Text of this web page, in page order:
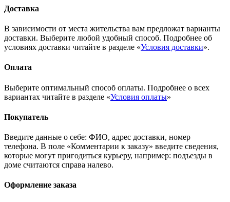
Доставка
В зависимости от места жительства вам предложат варианты
доставки. Выберите любой удобный способ. Подробнее об
условиях доставки читайте в разделе «Условия доставки».
Оплата
Выберите оптимальный способ оплаты. Подробнее о всех
вариантах читайте в разделе «Условия оплаты»
Покупатель
Введите данные о себе: ФИО, адрес доставки, номер
телефона. В поле «Комментарии к заказу» введите сведения,
которые могут пригодиться курьеру, например: подъезды в
доме считаются справа налево.
Оформление заказа